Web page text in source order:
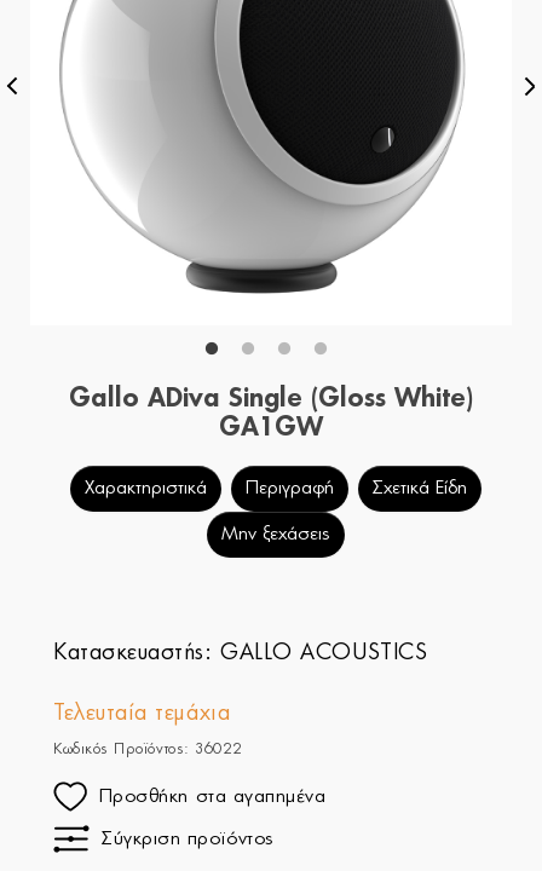
Gallo ADiva Single (Gloss White)
GA1GW
Χαρακτηριστικά Περιγραφή Σχετικά Είδη
Μην ξεχάσεις
Κατασκευαστής:GALLO ACOUSTICS
Τελευταία τεμάχια
Κωδικός Προϊόντος: 36022
Προσθήκη στα αγαπημένα
Σύγκριση προϊόντος